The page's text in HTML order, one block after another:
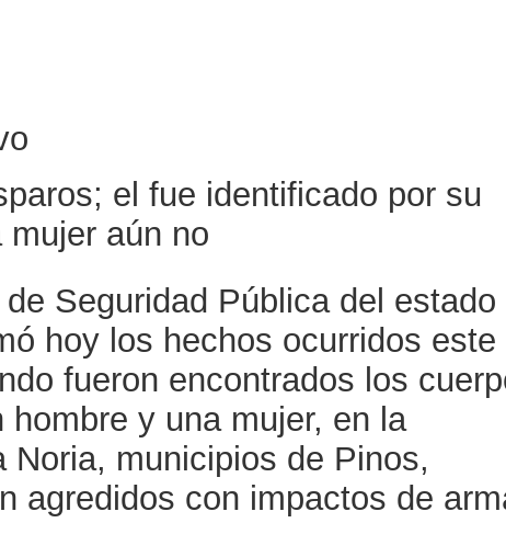
el fue identificado por su
mujer aún no
Seguridad Pública del estado
hoy los hechos ocurridos este
fueron encontrados los
hombre y una mujer, en la
Noria, municipios de Pinos,
agredidos con impactos de